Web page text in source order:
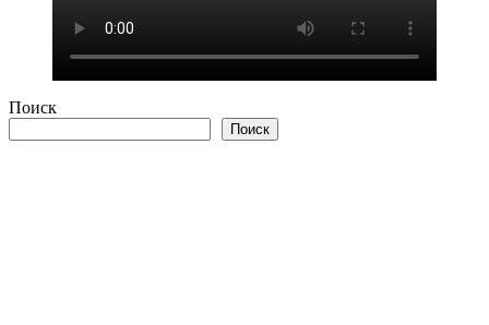
Поиск
Поиск